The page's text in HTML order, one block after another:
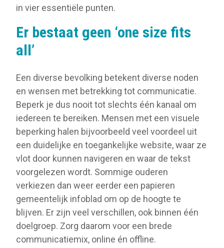
in vier essentiële punten.
Er bestaat geen ‘one size fits
all’
Een diverse bevolking betekent diverse noden
en wensen met betrekking tot communicatie.
Beperk je dus nooit tot slechts één kanaal om
iedereen te bereiken. Mensen met een visuele
beperking halen bijvoorbeeld veel voordeel uit
een duidelijke en toegankelijke website, waar ze
vlot door kunnen navigeren en waar de tekst
voorgelezen wordt. Sommige ouderen
verkiezen dan weer eerder een papieren
gemeentelijk infoblad om op de hoogte te
blijven. Er zijn veel verschillen, ook binnen één
doelgroep. Zorg daarom voor een brede
communicatiemix, online én offline.